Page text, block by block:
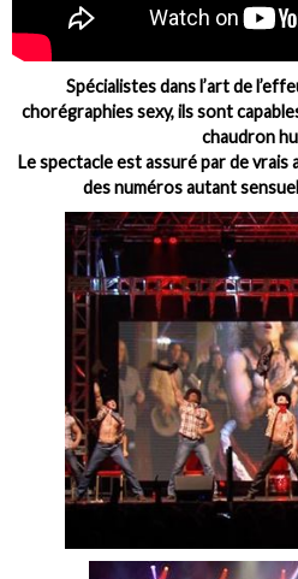
Spécialistes dans l’art de
chorégraphies sexy, ils sont
chaudron
Le spectacle est assuré par de
des numéros autant